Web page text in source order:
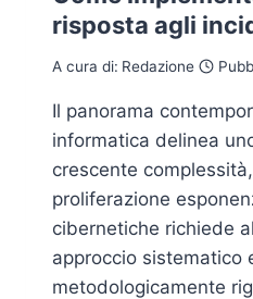
risposta agli
A cura di: Redazione
Il panorama
informatica delinea
crescente
proliferazione
cibernetiche richiede
approccio sistematico
metodologicamente